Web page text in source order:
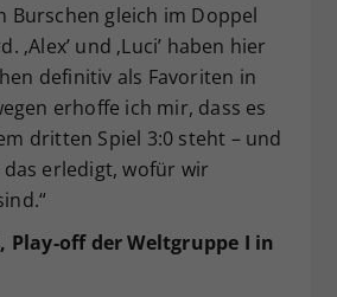
Burschen gleich im Doppel
‚Alex’ und ‚Luci’ haben hier
definitiv als Favoriten in
erhoffe ich mir, dass es
dritten Spiel 3:0 steht – und
erledigt, wofür wir
Play-off der Weltgruppe I in